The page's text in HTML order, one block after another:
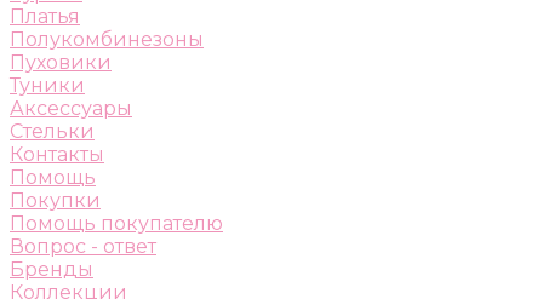
Платья
Полукомбинезоны
Пуховики
Туники
Аксессуары
Стельки
Контакты
Помощь
Покупки
Помощь покупателю
Вопрос - ответ
Бренды
Коллекции